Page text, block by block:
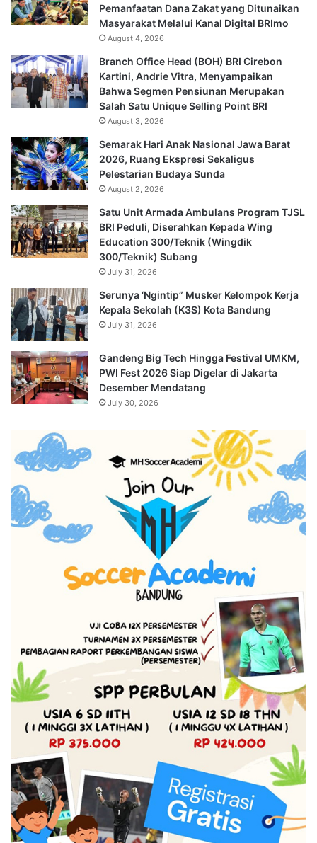
Pemanfaatan Dana Zakat yang Ditunaikan
Masyarakat Melalui Kanal Digital BRImo
August 4, 2026
Branch Office Head (BOH) BRI Cirebon
Kartini, Andrie Vitra, Menyampaikan
Bahwa Segmen Pensiunan Merupakan
Salah Satu Unique Selling Point BRI
August 3, 2026
Semarak Hari Anak Nasional Jawa Barat
2026, Ruang Ekspresi Sekaligus
Pelestarian Budaya Sunda
August 2, 2026
Satu Unit Armada Ambulans Program TJSL
BRI Peduli, Diserahkan Kepada Wing
Education 300/Teknik (Wingdik
300/Teknik) Subang
July 31, 2026
Serunya ‘Ngintip” Musker Kelompok Kerja
Kepala Sekolah (K3S) Kota Bandung
July 31, 2026
Gandeng Big Tech Hingga Festival UMKM,
PWI Fest 2026 Siap Digelar di Jakarta
Desember Mendatang
July 30, 2026